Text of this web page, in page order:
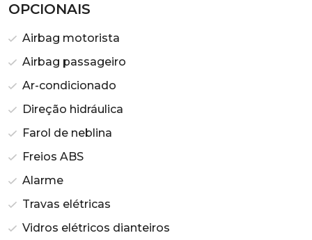
OPCIONAIS
Airbag motorista
Airbag passageiro
Ar-condicionado
Direção hidráulica
Farol de neblina
Freios ABS
Alarme
Travas elétricas
Vidros elétricos dianteiros